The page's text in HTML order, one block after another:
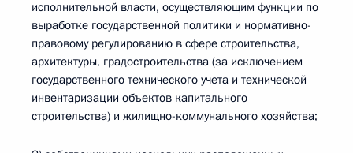
исполнительной власти, осуществляющим функции по
выработке государственной политики и нормативно-
правовому регулированию в сфере строительства,
архитектуры, градостроительства (за исключением
государственного технического учета и технической
инвентаризации объектов капитального
строительства) и жилищно-коммунального хозяйства;